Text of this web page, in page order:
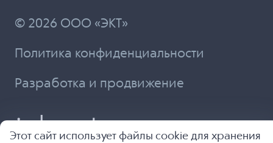
© 2026 ООО «ЭКТ»
Политика конфиденциальности
Разработка и продвижение
Этот сайт использует файлы cookie для хранения